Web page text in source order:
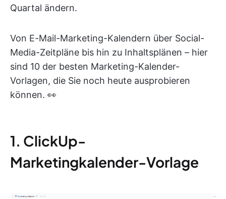
Quartal ändern.
Von E-Mail-Marketing-Kalendern über Social-
Media-Zeitpläne bis hin zu Inhaltsplänen – hier
sind 10 der besten Marketing-Kalender-
Vorlagen, die Sie noch heute ausprobieren
können. 👀
1. ClickUp-
Marketingkalender-Vorlage